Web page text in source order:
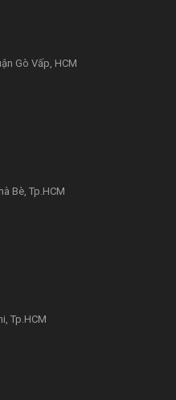
Gò Vấp, HCM
Bè, Tp.HCM
Tp.HCM